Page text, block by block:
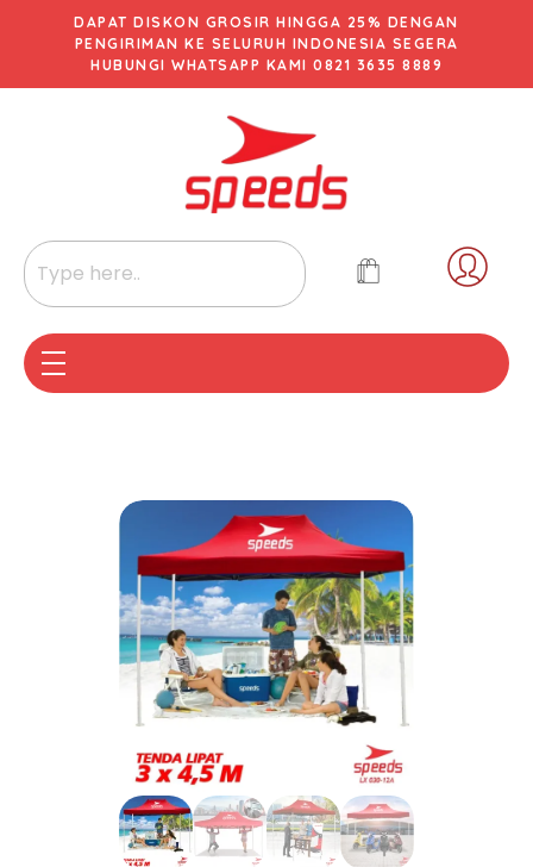
DAPAT DISKON GROSIR HINGGA 25% DENGAN
PENGIRIMAN KE SELURUH INDONESIA SEGERA
HUBUNGI WHATSAPP KAMI 0821 3635 8889